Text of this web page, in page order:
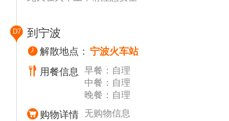
巷支线。
【重庆人民大礼堂】（参观时间约40分钟）如
遇关闭只能外观、人民广场城市标志性建筑
群。是中国传统宫殿建筑风格与西方建筑的大
跨度结构巧妙结合的杰作 ，也是重庆的标志
【李子坝轻轨穿楼,观景平台】（停车拍照时
间约20分钟】到底是现有楼还是现有轨道？这
D7 到宁波
解散地点： 宁波火车站
用餐信息
早餐：自理
中餐：自理
晚餐：自理
购物详情 无购物信息